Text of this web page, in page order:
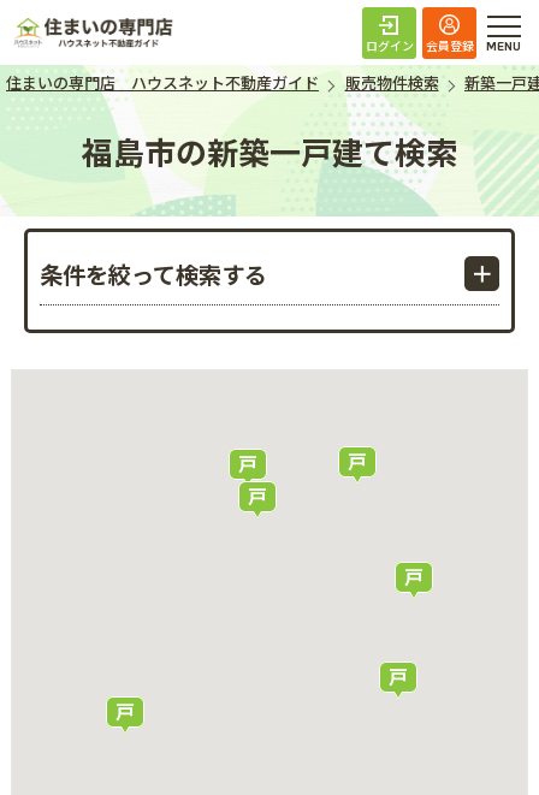
住まいの専門店 ハ
ログイン 会員登録
住まいの専門店 ハウスネット不動産ガイド 販売物件検索 新築一戸
福島市の新築一戸建て検索
条件を絞って検索する